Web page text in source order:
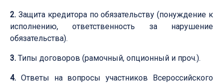
2. Защита кредитора по обязательству (понуждение к
исполнению, ответственность за нарушение
обязательства).
3. Типы договоров (рамочный, опционный и проч.).
4. Ответы на вопросы участников Всероссийского